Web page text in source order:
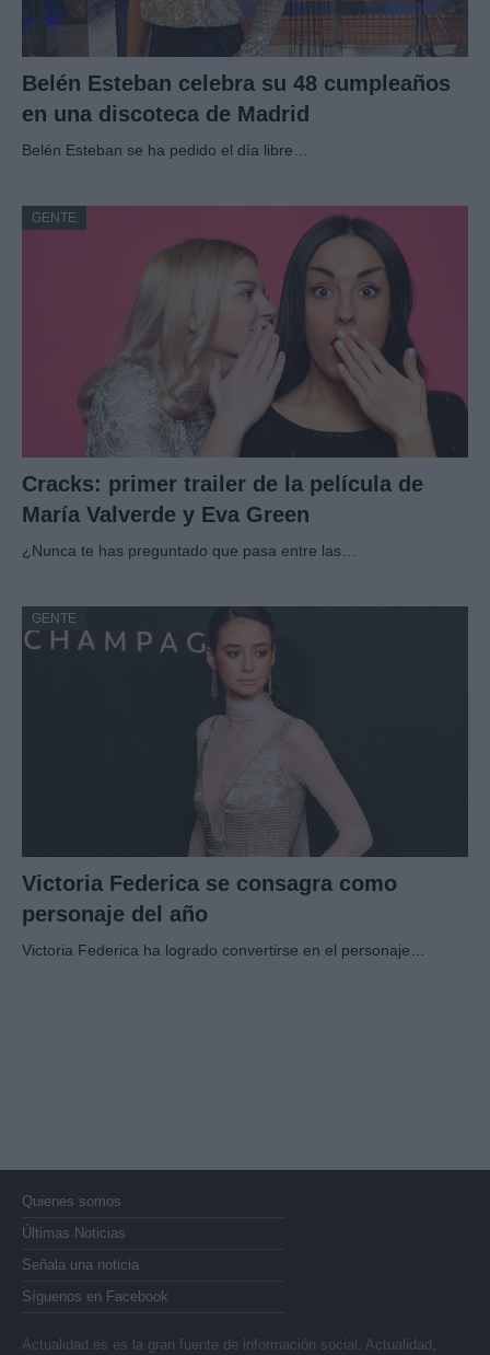
Belén Esteban celebra su 48 cumpleaños
en una discoteca de Madrid
Belén Esteban se ha pedido el día libre…
GENTE
Cracks: primer trailer de la película de
María Valverde y Eva Green
¿Nunca te has preguntado que pasa entre las…
GENTE
Victoria Federica se consagra como
personaje del año
Victoria Federica ha logrado convertirse en el personaje…
Quienes somos
Últimas Noticias
Señala una noticia
Síguenos en Facebook
Actualidad.es es la gran fuente de información social. Actualidad,